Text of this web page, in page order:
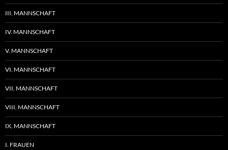
III. MANNSCHAFT
IV. MANNSCHAFT
V. MANNSCHAFT
VI. MANNSCHAFT
VII. MANNSCHAFT
VIII. MANNSCHAFT
IX. MANNSCHAFT
I. FRAUEN